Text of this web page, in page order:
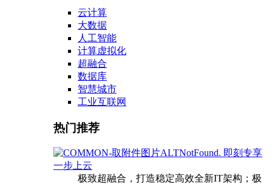
云计算
大数据
人工智能
计算虚拟化
超融合
数据库
智慧城市
工业互联网
热门推荐
即刻专享
一步上云
极致超融合，打造稳定高效全新IT架构；极